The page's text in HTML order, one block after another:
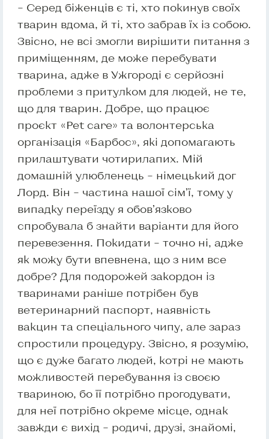
– Серед біженців є ті, хто покинув своїх
тварин вдома, й ті, хто забрав їх із собою.
Звісно, не всі змогли вирішити питання з
приміщенням, де може перебувати
тварина, адже в Ужгороді є серйозні
проблеми з притулком для людей, не те,
що для тварин. Добре, що працює
проєкт «Pet care» та волонтерська
організація «Барбос», які допомагають
прилаштувати чотирилапих. Мій
домашній улюбленець – німецький дог
Лорд. Він – частина нашої сім’ї, тому у
випадку переїзду я обов’язково
спробувала б знайти варіанти для його
перевезення. Покидати – точно ні, адже
як можу бути впевнена, що з ним все
добре? Для подорожей закордон із
тваринами раніше потрібен був
ветеринарний паспорт, наявність
вакцин та спеціального чипу, але зараз
спростили процедуру. Звісно, я розумію,
що є дуже багато людей, котрі не мають
можливостей перебування із своєю
твариною, бо її потрібно прогодувати,
для неї потрібно окреме місце, однак
завжди є вихід – родичі, друзі, знайомі,